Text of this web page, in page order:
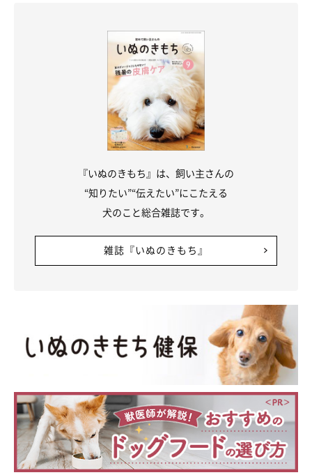
『いぬのきもち』は、飼い主さんの
“知りたい”“伝えたい”にこたえる
犬のこと総合雑誌です。
雑誌『いぬのきもち』